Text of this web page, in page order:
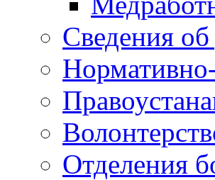
Сведения
Отделения